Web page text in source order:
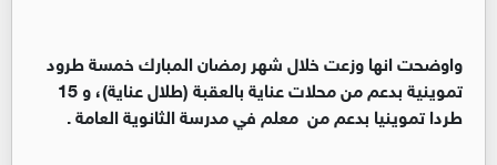
واوضحت انها وزعت خلال شهر رمضان المبارك خمسة طرود
تموينية بدعم من محلات عناية بالعقبة (طلال عناية)، و 15
طردا تموينيا بدعم من معلم في مدرسة الثانوية العامة .